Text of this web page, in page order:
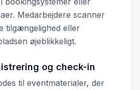
Medarbejdere scanner
tilgængelighed eller
øjeblikkeligt.
og check-in
til eventmaterialer, der